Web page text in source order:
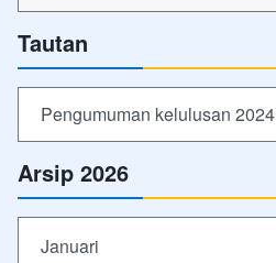
Tautan
Pengumuman kelulusan 2024
Arsip 2026
Januari